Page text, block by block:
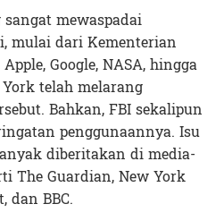
mewaspadai
mulai dari Kementerian
Google, NASA, hingga
telah melarang
Bahkan, FBI sekalipun
penggunaannya. Isu
diberitakan di media-
The Guardian, New York
dan BBC.